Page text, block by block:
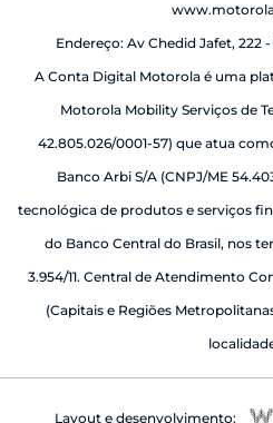
Endereço: Av Chedid Jafet, 222
A Conta Digital Motorola é uma
Motorola Mobility Serviços de
42.805.026/0001-57) que atua
Banco Arbi S/A (CNPJ/ME
tecnológica de produtos e serviços
do Banco Central do Brasil, nos
3.954/11. Central de Atendimento
(Capitais e Regiões
Layout e desenvolvimento: